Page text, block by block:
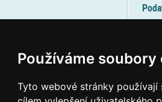
Používáme soubory
Tyto webové stránky
(více